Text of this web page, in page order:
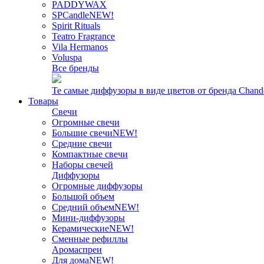
PADDYWAX
SPCandleNEW!
Spirit Rituals
Teatro Fragrance
Vila Hermanos
Voluspa
Все бренды
Те самые диффузоры в виде цветов от бренда
Товары
Свечи
Огромные свечи
Большие свечиNEW!
Средние свечи
Компактные свечи
Наборы свечей
Диффузоры
Огромные диффузоры
Большой объем
Средний объемNEW!
Мини-диффузоры
КерамическиеNEW!
Сменные рефиллы
Аромаспреи
Для домаNEW!